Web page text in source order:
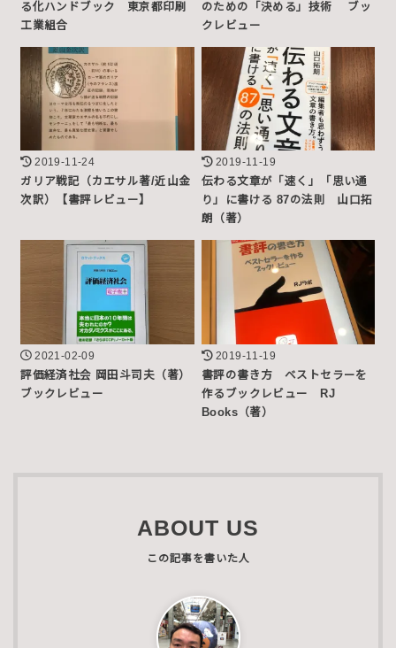
る化ハンドブック 東京都印刷
工業組合
のための「決める」技術 ブッ
クレビュー
2019-11-24
ガリア戦記（カエサル著/近山金
次訳）【書評レビュー】
2019-11-19
伝わる文章が「速く」「思い通
り」に書ける 87の法則 山口拓
朗（著）
2021-02-09
評価経済社会 岡田斗司夫（著）
ブックレビュー
2019-11-19
書評の書き方 ベストセラーを
作るブックレビュー RJ
Books（著）
ABOUT US